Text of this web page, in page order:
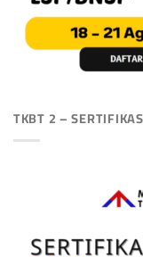
TKBT 2 –